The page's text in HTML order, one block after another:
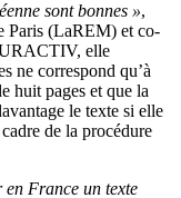
sont bonnes »,
Paris (LaREM) et co-
elle
ne correspond qu’à
huit pages et que la
le texte si elle
de la procédure
en France un texte